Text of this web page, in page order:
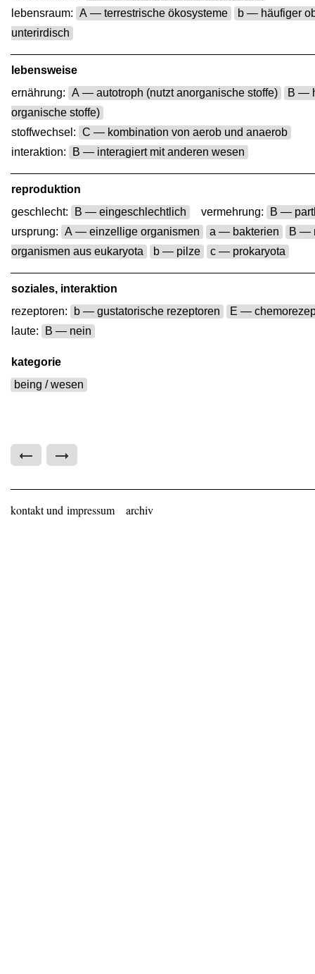
lebensraum: A — terrestrische ökosysteme
b — häufiger
unterirdisch
lebensweise
ernährung: A — autotroph (nutzt anorganische stoffe)
B —
organische stoffe)
stoffwechsel: C — kombination von aerob und anaerob
interaktion:
B — interagiert mit anderen wesen
reproduktion
geschlecht:
B — eingeschlechtlich vermehrung:
B —
ursprung: A — einzellige organismen a — bakterien
B —
organismen aus eukaryota
b — pilze c — prokaryota
soziales, interaktion
rezeptoren:
b — gustatorische rezeptoren
E —
laute:
B — nein
kategorie
being / wesen
kontakt und impressum archiv